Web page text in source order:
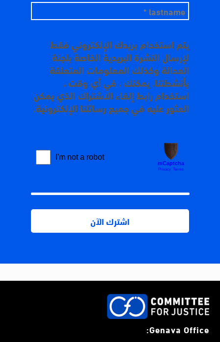
يتم استخدام بريدك الإلكتروني فقط
لإرسال النشرة البريدية الخاصة بلجنة
العدالة وكذلك المعلومات المتعلقة
بأنشطتنا. يمكنك ، في أي وقت ،
استخدام رابط إلغاء الاشتراك الذي يمكن
العثور عليه في جميع رسائلنا الإلكترونية.
Genava Office: